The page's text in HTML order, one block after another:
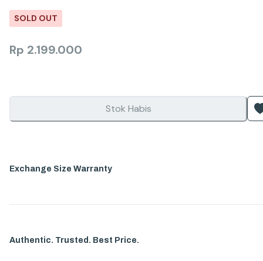
SOLD OUT
Rp 2.199.000
Stok Habis
Exchange Size Warranty
Authentic. Trusted. Best Price.